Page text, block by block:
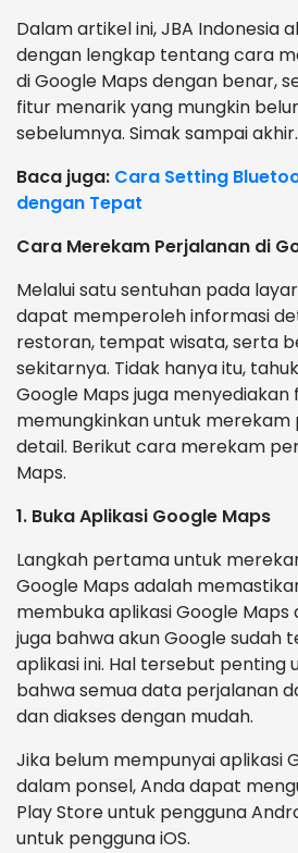
Dalam artikel ini, JBA Indonesia
dengan lengkap tentang cara
di Google Maps dengan benar,
fitur menarik yang mungkin
sebelumnya. Simak sampai akhir.
Baca juga: Cara Setting
dengan Tepat
Cara Merekam Perjalanan di
Melalui satu sentuhan pada layar
dapat memperoleh informasi
restoran, tempat wisata, serta
sekitarnya. Tidak hanya itu,
Google Maps juga
memungkinkan untuk
detail. Berikut cara merekam
Maps.
1. Buka Aplikasi Google Maps
Langkah pertama untuk
Google Maps adalah
membuka aplikasi Google Maps
juga bahwa akun Google sudah
aplikasi ini. Hal tersebut penting
bahwa semua data perjalanan
dan diakses dengan mudah.
Jika belum mempunyai aplikasi
dalam ponsel, Anda dapat
Play Store untuk pengguna
untuk pengguna iOS.